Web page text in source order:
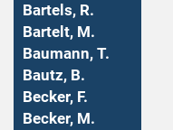
Bartels, R.
Bartelt, M.
Baumann, T.
Bautz, B.
Becker, F.
Becker, M.